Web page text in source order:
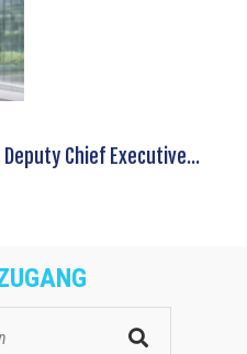
Chief Executive...